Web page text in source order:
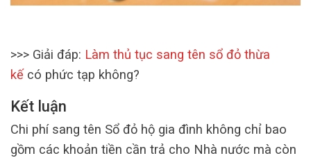
>>> Giải đáp: Làm thủ tục sang tên sổ đỏ thừa
kếcó phức tạp không?
Kết luận
Chi phí sang tên Sổ đỏ hộ gia đình không chỉ bao
gồm các khoản tiền cần trả cho Nhà nước mà còn